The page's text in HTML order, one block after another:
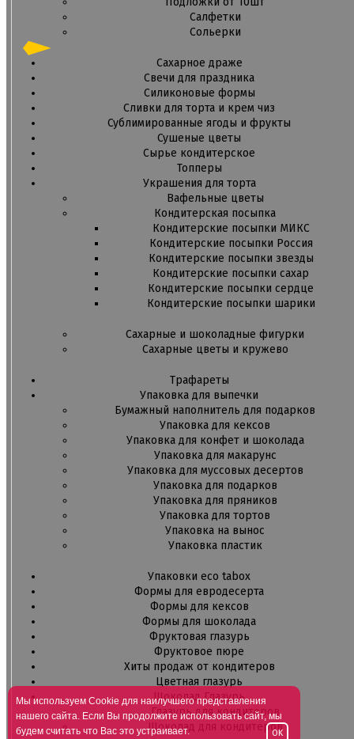
Салфетки
Сольерки
Сахарное драже
Свечи для праздника
Силиконовые формы
Сливки для торта и крем чиз
Сублимированные ягоды и фрукты
Сушеные цветы
Сырье кондитерское
Топперы
Украшения для торта
Вафельные цветы
Кондитерская посыпка
Кондитерские посыпки МИКС
Кондитерские посыпки Россия
Кондитерские посыпки звезды
Кондитерские посыпки сахар
Кондитерские посыпки сердце
Кондитерские посыпки шарики
Сахарные и шоколадные фигурки
Сахарные цветы и кружево
Трафареты
Упаковка для выпечки
Бумажный наполнитель для подарков
Упаковка для кексов
Упаковка для конфет и шоколада
Упаковка для макарунс
Упаковка для муссовых десертов
Упаковка для подарков
Упаковка для пряников
Упаковка для тортов
Упаковка на вынос
Упаковка пластик
Упаковки eco tabox
Формы для евродесерта
Формы для кексов
Формы для шоколада
Фруктовая глазурь
Фруктовое пюре
Хиты продаж от кондитеров
Цветная глазурь
Шоколад Глазурь
Глазурь для кондитеров
Шоколад для кондитеров
Мы используем Cookie для наилучшего представления
нашего сайта. Если Вы продолжите использовать сайт, мы
будем считать что Вас это устраивает.
OK